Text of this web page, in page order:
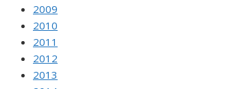
2009
2010
2011
2012
2013